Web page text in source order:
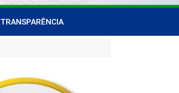
TRANSPARÊNCIA